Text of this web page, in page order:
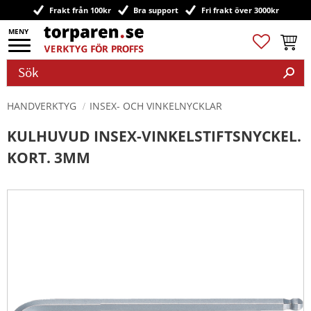
Meny
Frakt från 100kr Bra support Fri frakt över 3000kr
Favoriter
HANDVERKTYG INSEX- OCH VINKELNYCKLAR
KULHUVUD INSEX-VINKELSTIFTSNYCKEL.
KORT. 3MM